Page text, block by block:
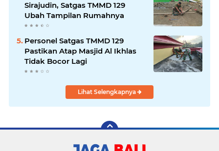
Sirajudin, Satgas TMMD 129
Ubah Tampilan Rumahnya
Personel Satgas TMMD 129
Pastikan Atap Masjid Al Ikhlas
Tidak Bocor Lagi
Lihat Selengkapnya